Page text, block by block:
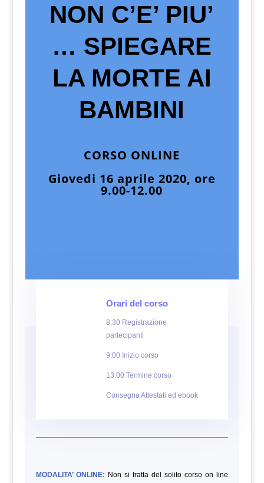
NON C’E’ PIU’
… SPIEGARE
LA MORTE AI
BAMBINI
CORSO ONLINE
Giovedi 16 aprile 2020, ore
9.00-12.00
Orari del corso
8.30 Registrazione
partecipanti
9.00 Inizio corso
13.00 Termine corso
Consegna Attestati ed ebook
MODALITA’ ONLINE: Non si tratta del solito corso on line